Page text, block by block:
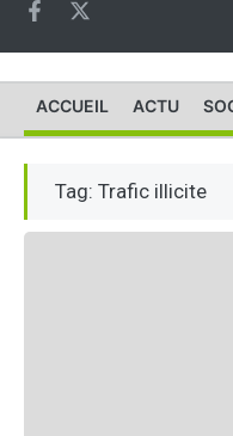
ACCUEIL ACTU
Tag: Trafic illicite